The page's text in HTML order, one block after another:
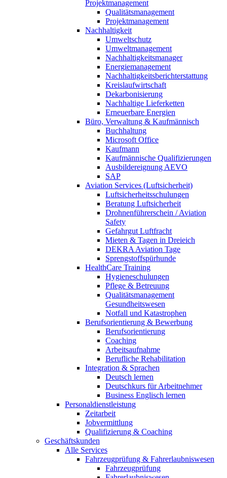
Projektmanagement
Qualitätsmanagement
Projektmanagement
Nachhaltigkeit
Umweltschutz
Umweltmanagement
Nachhaltigkeitsmanager
Energiemanagement
Nachhaltigkeitsberichterstattung
Kreislaufwirtschaft
Dekarbonisierung
Nachhaltige Lieferketten
Erneuerbare Energien
Büro, Verwaltung & Kaufmännisch
Buchhaltung
Microsoft Office
Kaufmann
Kaufmännische Qualifizierungen
Ausbildereignung AEVO
SAP
Aviation Services (Luftsicherheit)
Luftsicherheitsschulungen
Beratung Luftsicherheit
Drohnenführerschein / Aviation
Safety
Gefahrgut Luftfracht
Mieten & Tagen in Dreieich
DEKRA Aviation Tage
Sprengstoffspürhunde
HealthCare Training
Hygieneschulungen
Pflege & Betreuung
Qualitätsmanagement
Gesundheitswesen
Notfall und Katastrophen
Berufsorientierung & Bewerbung
Berufsorientierung
Coaching
Arbeitsaufnahme
Berufliche Rehabilitation
Integration & Sprachen
Deutsch lernen
Deutschkurs für Arbeitnehmer
Business Englisch lernen
Personaldienstleistung
Zeitarbeit
Jobvermittlung
Qualifizierung & Coaching
Geschäftskunden
Alle Services
Fahrzeugprüfung & Fahrerlaubniswesen
Fahrzeugprüfung